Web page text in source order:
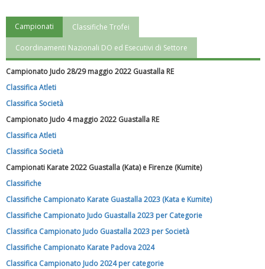
"Superare gli ostacoli": la relazione di Tiziano Pesce al CN Uisp
rivoluzioni"
Campionati Classifiche Trofei
Coordinamenti Nazionali DO ed Esecutivi di Settore
Campionato Judo 28/29 maggio 2022 Guastalla RE
Classifica Atleti
Classifica Società
Campionato Judo 4 maggio 2022 Guastalla RE
Classifica Atleti
Classifica Società
Campionati Karate 2022 Guastalla (Kata) e Firenze (Kumite)
Classifiche
Classifiche Campionato Karate Guastalla 2023 (Kata e Kumite)
Classifiche Campionato Judo Guastalla 2023 per Categorie
Classifica Campionato Judo Guastalla 2023 per Società
Classifiche Campionato Karate Padova 2024
Classifica Campionato Judo 2024 per categorie